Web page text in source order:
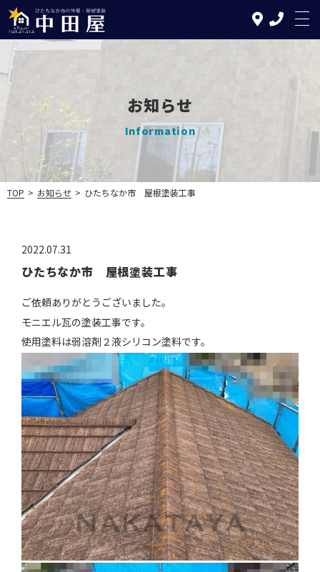
中田屋の特徴
リフォームについて
施工の流れ
施工実績
お知らせ
会社案内
お問い合わせ
お知らせ
Information
TOP > お知らせ > ひたちなか市 屋根塗装工事
2022.07.31
ひたちなか市 屋根塗装工事
ご依頼ありがとうございました。
モニエル瓦の塗装工事です。
使用塗料は弱溶剤２液シリコン塗料です。